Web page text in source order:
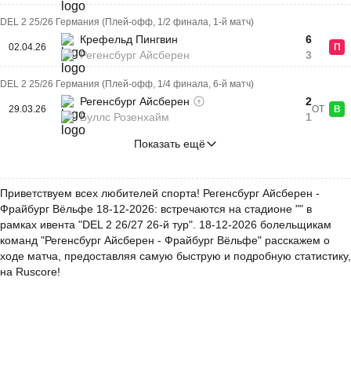
DEL 2 25/26 Германия (Плей-офф, 1/2 финала, 1-й матч)
02.04.26
Крефельд Пингвин
Регенсбург Айсберен
6
3
П
DEL 2 25/26 Германия (Плей-офф, 1/4 финала, 6-й матч)
29.03.26
Регенсбург Айсберен
Буллс Розенхайм
2
1
ОТ В
Показать ещё
Приветствуем всех любителей спорта! Регенсбург Айсберен -
Фрайбург Вёльфе 18-12-2026: встречаются на стадионе "" в
рамках ивента "DEL 2 26/27 26-й тур". 18-12-2026 болельщикам
команд "Регенсбург Айсберен - Фрайбург Вёльфе" расскажем о
ходе матча, предоставляя самую быструю и подробную статистику,
на Ruscore!